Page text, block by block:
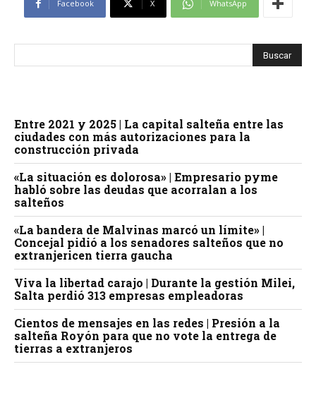
Facebook X WhatsApp
Entre 2021 y 2025 | La capital salteña entre las
ciudades con más autorizaciones para la
construcción privada
«La situación es dolorosa» | Empresario pyme
habló sobre las deudas que acorralan a los
salteños
«La bandera de Malvinas marcó un límite» |
Concejal pidió a los senadores salteños que no
extranjericen tierra gaucha
Viva la libertad carajo | Durante la gestión Milei,
Salta perdió 313 empresas empleadoras
Cientos de mensajes en las redes | Presión a la
salteña Royón para que no vote la entrega de
tierras a extranjeros